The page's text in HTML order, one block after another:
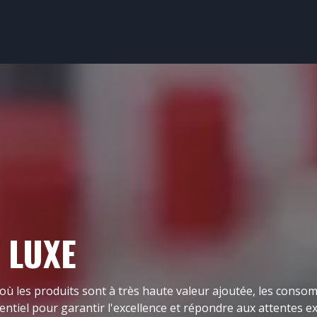
les produits sont à très haute valeur ajoutée, les
pour garantir l'excellence et répondre aux attentes